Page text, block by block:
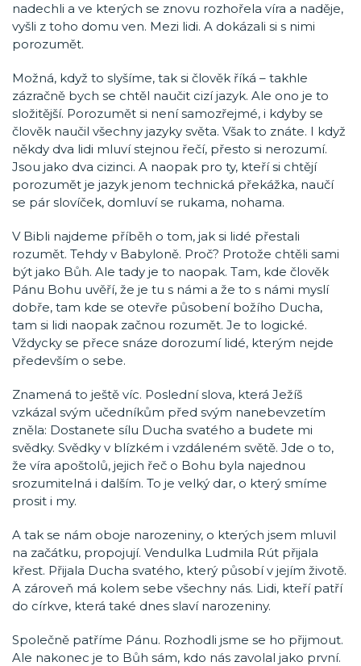
nadechli a ve kterých se znovu rozhořela víra a naděje,
vyšli z toho domu ven. Mezi lidi. A dokázali si s nimi
porozumět.
Možná, když to slyšíme, tak si člověk říká – takhle
zázračně bych se chtěl naučit cizí jazyk. Ale ono je to
složitější. Porozumět si není samozřejmé, i kdyby se
člověk naučil všechny jazyky světa. Však to znáte. I když
někdy dva lidi mluví stejnou řečí, přesto si nerozumí.
Jsou jako dva cizinci. A naopak pro ty, kteří si chtějí
porozumět je jazyk jenom technická překážka, naučí
se pár slovíček, domluví se rukama, nohama.
V Bibli najdeme příběh o tom, jak si lidé přestali
rozumět. Tehdy v Babyloně. Proč? Protože chtěli sami
být jako Bůh. Ale tady je to naopak. Tam, kde člověk
Pánu Bohu uvěří, že je tu s námi a že to s námi myslí
dobře, tam kde se otevře působení božího Ducha,
tam si lidi naopak začnou rozumět. Je to logické.
Vždycky se přece snáze dorozumí lidé, kterým nejde
především o sebe.
Znamená to ještě víc. Poslední slova, která Ježíš
vzkázal svým učedníkům před svým nanebevzetím
zněla: Dostanete sílu Ducha svatého a budete mi
svědky. Svědky v blízkém i vzdáleném světě. Jde o to,
že víra apoštolů, jejich řeč o Bohu byla najednou
srozumitelná i dalším. To je velký dar, o který smíme
prosit i my.
A tak se nám oboje narozeniny, o kterých jsem mluvil
na začátku, propojují. Vendulka Ludmila Rút přijala
křest. Přijala Ducha svatého, který působí v jejím životě.
A zároveň má kolem sebe všechny nás. Lidi, kteří patří
do církve, která také dnes slaví narozeniny.
Společně patříme Pánu. Rozhodli jsme se ho přijmout.
Ale nakonec je to Bůh sám, kdo nás zavolal jako první.